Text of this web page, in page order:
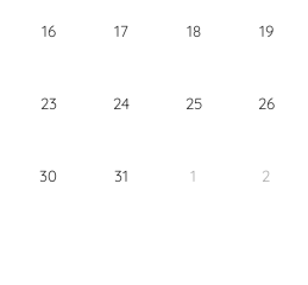
16 17 18 19
23 24 25 26
30 31 1 2